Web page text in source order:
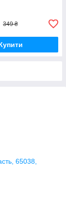
349 ₴
65038,